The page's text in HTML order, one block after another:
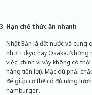
Hạn chế thức ăn nhanh
Nhật Bản là đất nước vô cùng
như Tokyo hay Osaka.
việc, chính vì vậy không có
hàng tiện lợi). Mặc dù phải
để giúp cơ thể có đủ năng
hamburger…